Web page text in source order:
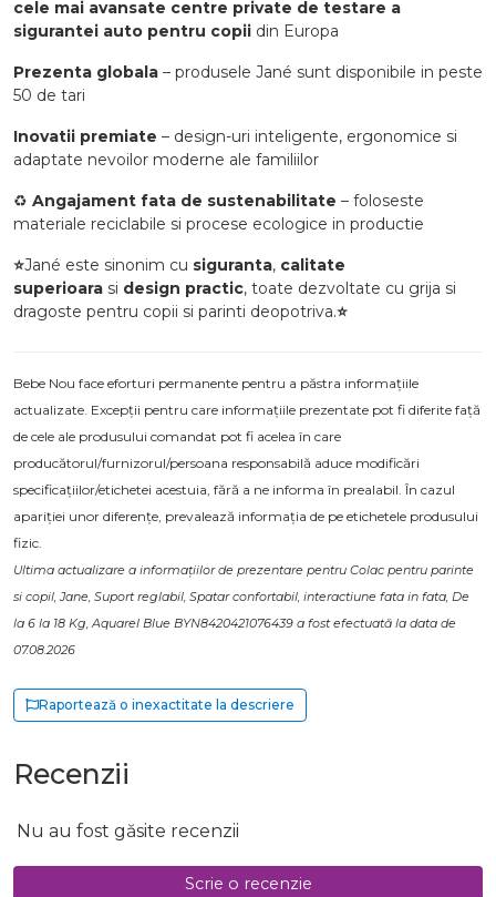
cele mai avansate centre private de testare a
sigurantei auto pentru copii din Europa
Prezenta globala – produsele Jané sunt disponibile in peste
50 de tari
Inovatii premiate – design-uri inteligente, ergonomice si
adaptate nevoilor moderne ale familiilor
♻️ Angajament fata de sustenabilitate – foloseste
materiale reciclabile si procese ecologice in productie
⭐Jané este sinonim cu siguranta, calitate
superioara si design practic, toate dezvoltate cu grija si
dragoste pentru copii si parinti deopotriva.⭐
Bebe Nou face eforturi permanente pentru a păstra informațiile
actualizate. Excepții pentru care informațiile prezentate pot fi diferite față
de cele ale produsului comandat pot fi acelea în care
producătorul/furnizorul/persoana responsabilă aduce modificări
specificațiilor/etichetei acestuia, fără a ne informa în prealabil. În cazul
apariției unor diferențe, prevalează informația de pe etichetele produsului
fizic.
Ultima actualizare a informațiilor de prezentare pentru Colac pentru parinte
si copil, Jane, Suport reglabil, Spatar confortabil, interactiune fata in fata, De
la 6 la 18 Kg, Aquarel Blue BYN8420421076439 a fost efectuată la data de
07.08.2026
Raportează o inexactitate la descriere
Recenzii
Nu au fost găsite recenzii
Scrie o recenzie